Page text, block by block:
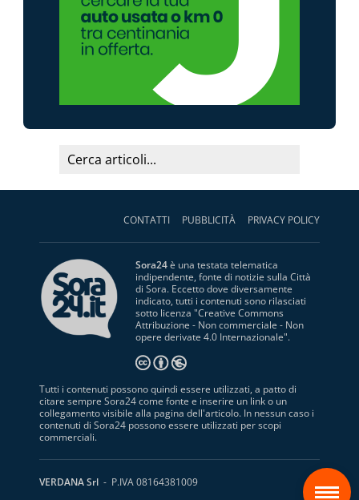
CONTATTI PUBBLICITÀ PRIVACY POLICY
Sora24è una testata telematica
indipendente, fonte di notizie sulla Città
di Sora. Eccetto dove diversamente
indicato, tutti i contenuti sono rilasciati
sotto licenza "Creative Commons
Attribuzione - Non commerciale - Non
opere derivate 4.0 Internazionale".
Tutti i contenuti possono quindi essere utilizzati, a patto di
citare sempre Sora24 come fonte e inserire un link o un
collegamento visibile alla pagina dell'articolo. In nessun caso i
contenuti di Sora24 possono essere utilizzati per scopi
commerciali.
VERDANA Srl - P.IVA 08164381009